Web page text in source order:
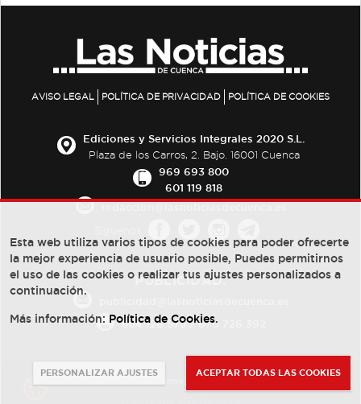
AVISO LEGAL POLÍTICA DE PRIVACIDAD POLÍTICA DE COOKIES
Ediciones y Servicios Integrales 2020 S.L.
Plaza de los Carros, 2. Bajo. 16001 Cuenca
969 693 800
601 119 818
PUBLICIDAD:
684 126 573/670 726 392
Esta web utiliza varios tipos de cookies para poder ofrecerte
la mejor experiencia de usuario posible, Puedes permitirnos
el uso de las cookies o realizar tus ajustes personalizados a
continuación.
Más información: Política de Cookies.
PERSONALIZAR AJUSTES ACEPTAR TODAS LAS COOKIES